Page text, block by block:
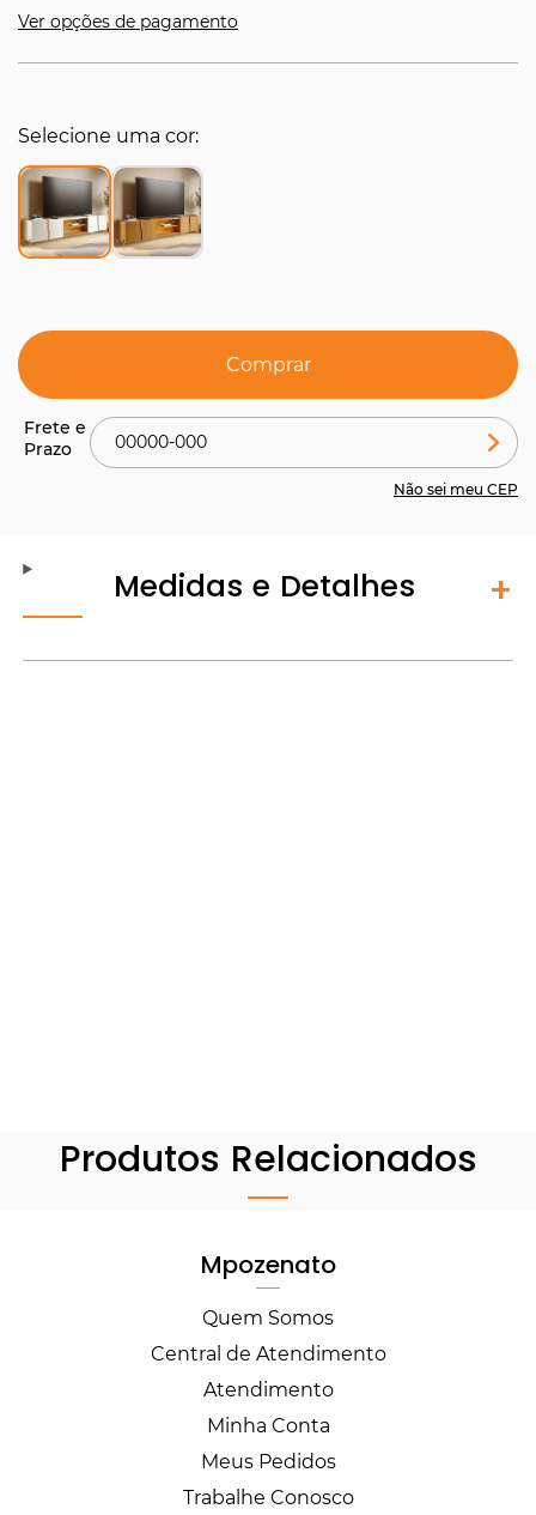
Ver opções de pagamento
Selecione uma cor
Comprar
Não sei meu CEP
Medidas e Detalhes
Produtos Relacionados
Mpozenato
Quem Somos
Central de Atendimento
Atendimento
Minha Conta
Meus Pedidos
Trabalhe Conosco